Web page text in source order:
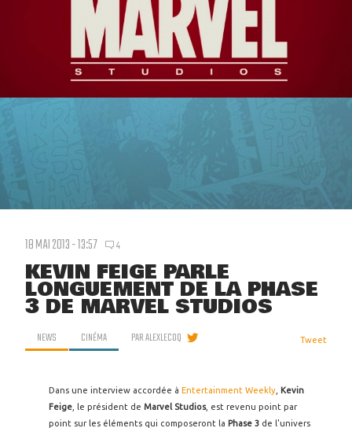
18 MAI 2013 - 13:57 4
KEVIN FEIGE PARLE
LONGUEMENT DE LA PHASE
3 DE MARVEL STUDIOS
NEWS CINÉMA PARALEXLECOQ Tweet
Dans une interview accordée à Entertainment Weekly Kevin
Feige , le président de Marvel Studios, est revenu point par
point sur les éléments qui composeront la Phase 3 de l'univers